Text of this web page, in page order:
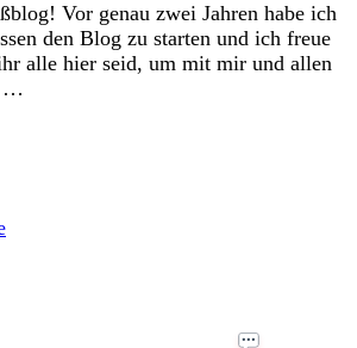
Vor genau zwei Jahren habe ich
den Blog zu starten und ich freue
alle hier seid, um mit mir und allen
…